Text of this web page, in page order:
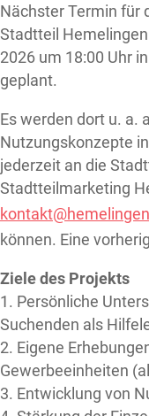
Nächster Termin für
Stadtteil
2026 um 18:00 Uhr
geplant.
Es werden dort u. a.
Nutzungskonzepte
jederzeit an die
Stadtteilmarketing
können. Eine
Ziele des Projekts
1. Persönliche
Suchenden als
2. Eigene
Gewerbeeinheiten
3. Entwicklung von